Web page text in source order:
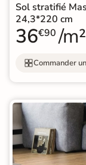
Sol stratifié
24,3*220 cm
36€90 /m²
Commander